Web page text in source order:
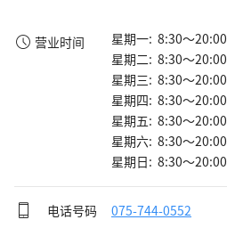
营业时间
星期一: 8:30～20:00
星期二: 8:30～20:00
星期三: 8:30～20:00
星期四: 8:30～20:00
星期五: 8:30～20:00
星期六: 8:30～20:00
星期日: 8:30～20:00
电话号码 075-744-0552